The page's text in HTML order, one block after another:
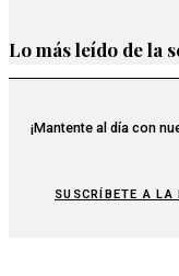
Lo más leído de la
¡Mantente al día con
SUSCRÍBETE A LA